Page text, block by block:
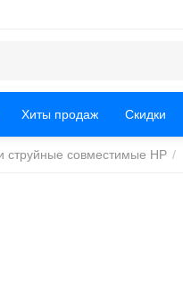
Хиты продаж Скидки
струйные совместимые HP /